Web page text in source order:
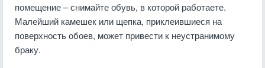
помещение – снимайте обувь, в которой работаете.
Малейший камешек или щепка, приклеившиеся на
поверхность обоев, может привести к неустранимому
браку.